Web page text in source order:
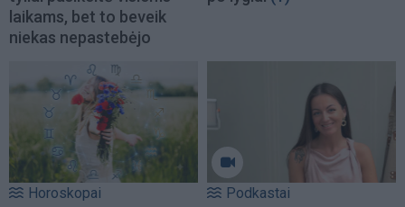
laikams, bet to beveik
niekas nepastebėjo
Horoskopai Podkastai